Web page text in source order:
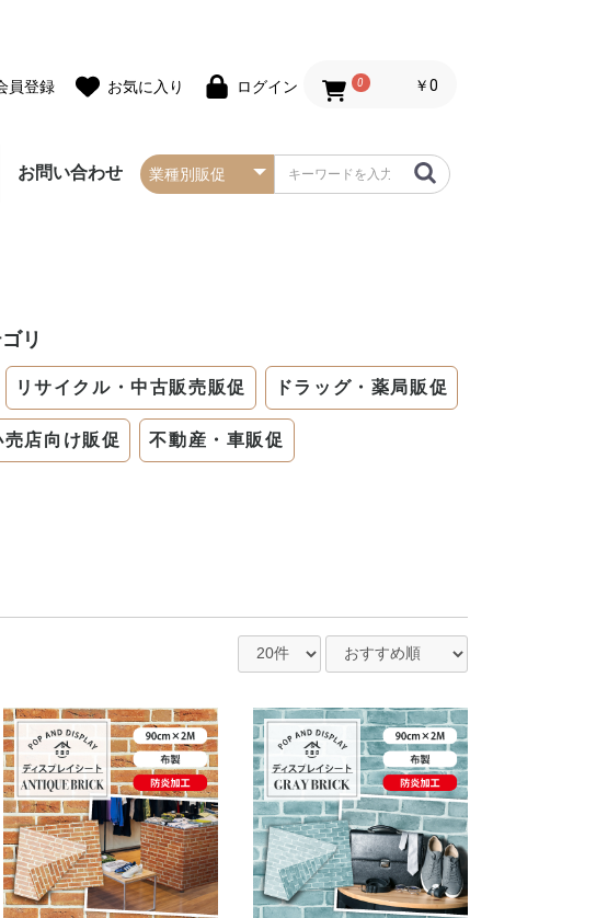
員登録 お気に入り ログイン 0 ￥0
ー
お問い合わせ
リ
リサイクル・中古販売販促 ドラッグ・薬局販促
店向け販促 不動産・車販促